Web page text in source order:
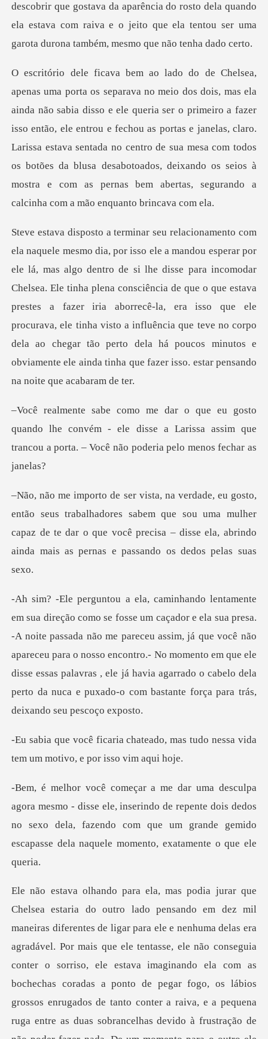
descobrir que gostava da aparência
ser o primeiro a fazer
isso então, ele entrou e fechou as portas e janelas, claro.
Larissa estava sentada no centro de sua mesa com todos
os b
incomodar
Chelsea. Ele tinha plena consciência de que o que estava
prestes a fazer iria aborrecê-la, era isso que ele
procurava, ele tinha visto a influênci
lhe convém - ele disse a Larissa assim que
trancou a
lhadores sabem que sou uma mulher
capaz de te dar o que você precisa – di
ssada não me pareceu assim, já que você não
apareceu para o nosso encontro.- No momento em que ele
disse essas palavras ,
ado, mas tudo nessa vida
tem um
le, inserindo de repente dois dedos
no sexo dela, fazendo com que um gr
ginando ela com as
bochechas coradas a ponto de pegar fogo, os lábios
grossos enrugados de tanto conter a raiva, e a pequena
ruga entre as duas sobrancelhas devido à frustração de